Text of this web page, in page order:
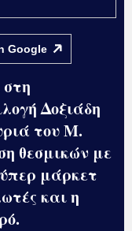
Google
Δοξιάδη
του Μ.
θεσμικών με
μάρκετ
και η